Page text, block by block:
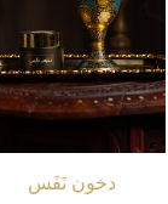
دخون نَفَس